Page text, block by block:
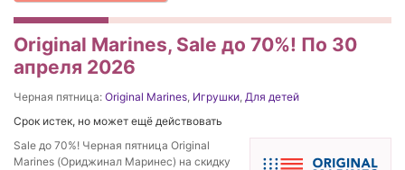
Original Marines, Sale до 70%! По 30
апреля 2026
Черная пятница: Original Marines, Игрушки, Для детей
Срок истек, но может ещё действовать
Sale до 70%! Черная пятница Original
Marines (Ориджинал Маринес) на скидку